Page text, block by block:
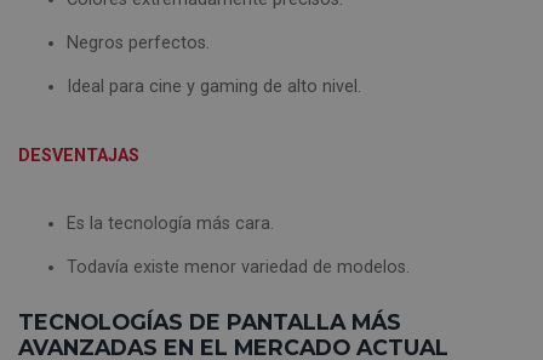
Negros perfectos.
Ideal para cine y gaming de alto nivel.
DESVENTAJAS
Es la tecnología más cara.
Todavía existe menor variedad de modelos.
TECNOLOGÍAS DE PANTALLA MÁS
AVANZADAS EN EL MERCADO ACTUAL